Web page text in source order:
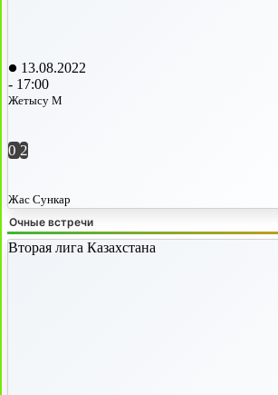
13.08.2022
- 17:00
Жетысу М
0 2
Жас Сункар
Очные встречи
Вторая лига Казахстана